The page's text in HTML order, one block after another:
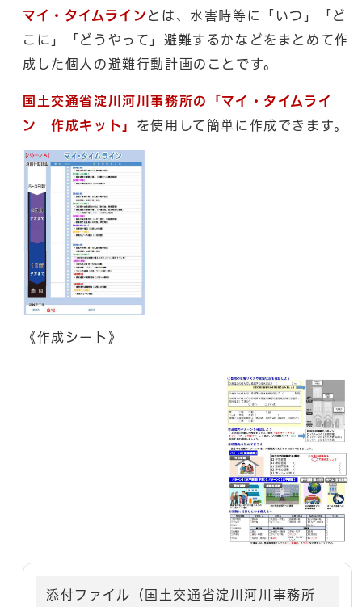
マイ・タイムライン とは、水害時等に「いつ」「ど
こに」「どうやって」避難するかなどをまとめて作
成した個人の避難行動計画のことです。
国土交通省淀川河川事務所の「マイ・タイムライ
ン 作成キット」 を使用して簡単に作成できます。
《作成シート》
添付ファイル（国土交通省淀川河川事務所